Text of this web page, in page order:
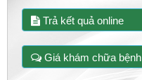
Trả kết quả online
Giá khám chữa bệnh